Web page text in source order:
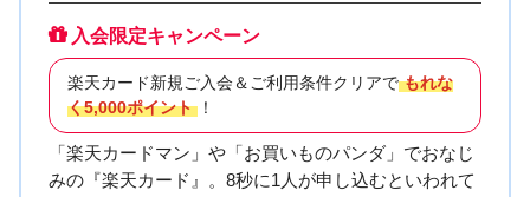
入会限定キャンペーン
楽天カード新規ご入会＆ご利用条件クリアで もれな
く5,000ポイント ！
「楽天カードマン」や「お買いものパンダ」でおなじ
みの『楽天カード』。8秒に1人が申し込むといわれて